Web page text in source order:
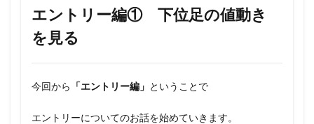
エントリー編① 下位足の値動き
を見る
今回から 「エントリー編」 ということで
エントリーについてのお話を始めていきます。